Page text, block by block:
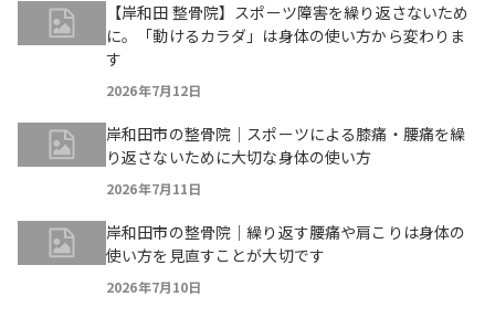
【岸和田 整骨院】スポーツ障害を繰り返さないため
に。「動けるカラダ」は身体の使い方から変わりま
す
2026年7月12日
岸和田市の整骨院｜スポーツによる膝痛・腰痛を繰
り返さないために大切な身体の使い方
2026年7月11日
岸和田市の整骨院｜繰り返す腰痛や肩こりは身体の
使い方を見直すことが大切です
2026年7月10日